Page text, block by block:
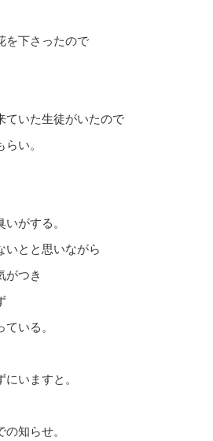
を下さったので
ていた生徒がいたので
い。
がする。
いとと思いながら
がつき
いる。
いますと。
知らせ。